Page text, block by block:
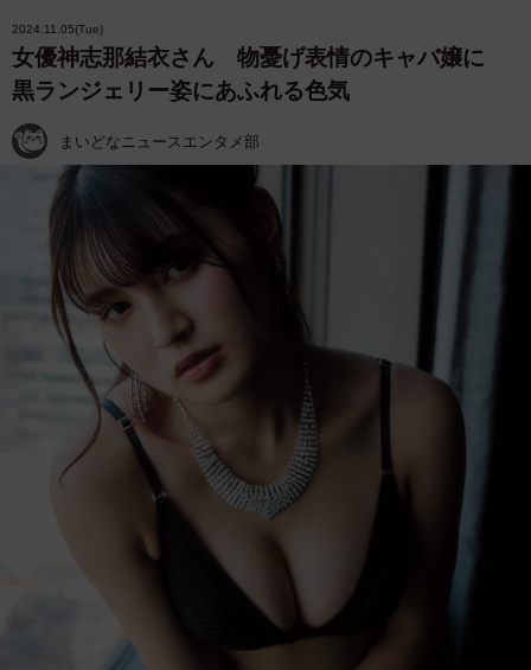
2024.11.05(Tue)
女優神志那結衣さん 物憂げ表情のキャバ嬢に
黒ランジェリー姿にあふれる色気
まいどなニュースエンタメ部